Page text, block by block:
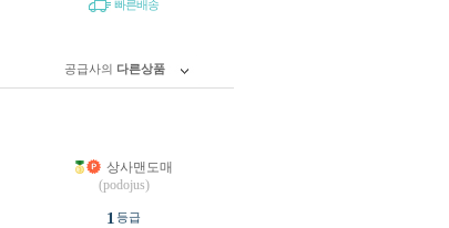
빠른배송
공급사의 다른상품
상사맨도매
(podojus)
1 등급